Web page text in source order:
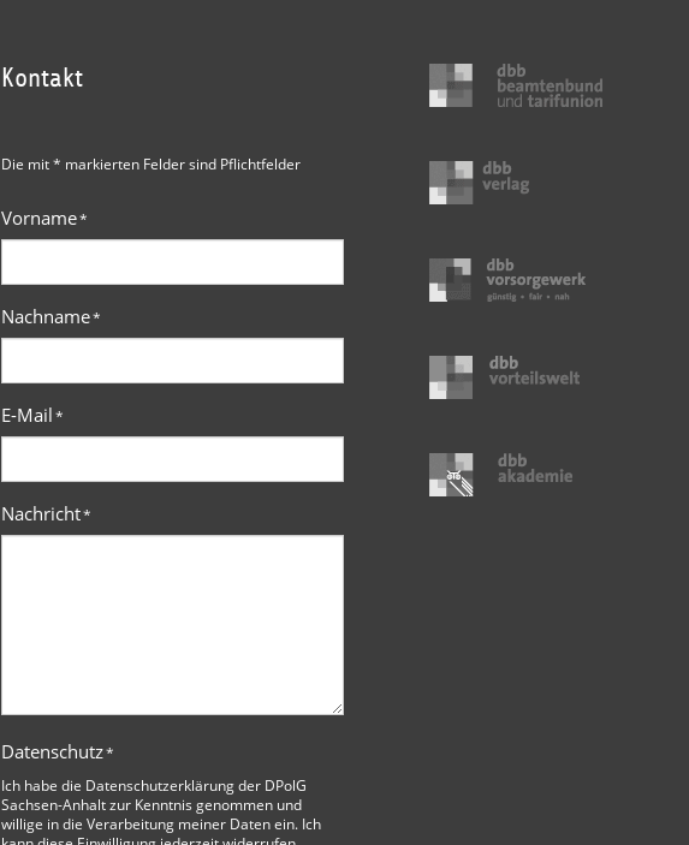
Kontakt
Die mit * markierten Felder sind Pflichtfelder
Vorname*
Nachname*
E-Mail*
Nachricht*
Datenschutz*
Ich habe die Datenschutzerklärung der DPolG
Sachsen-Anhaltzur Kenntnis genommen und
willige in die Verarbeitung meiner Daten ein. Ich